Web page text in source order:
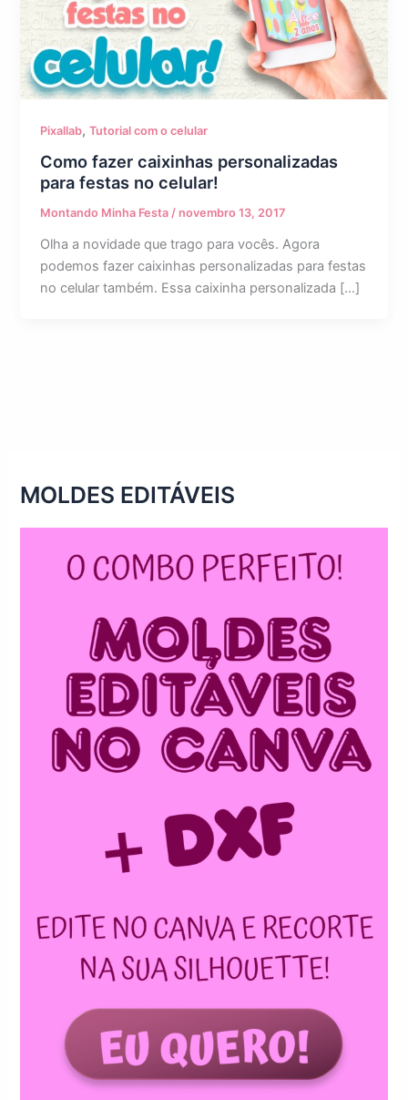
Pixallab,Tutorial com o celular
Como fazer caixinhas personalizadas
para festas no celular!
Montando Minha Festa/ novembro 13, 2017
Olha a novidade que trago para vocês. Agora
podemos fazer caixinhas personalizadas para festas
no celular também. Essa caixinha personalizada […]
MOLDES EDITÁVEIS